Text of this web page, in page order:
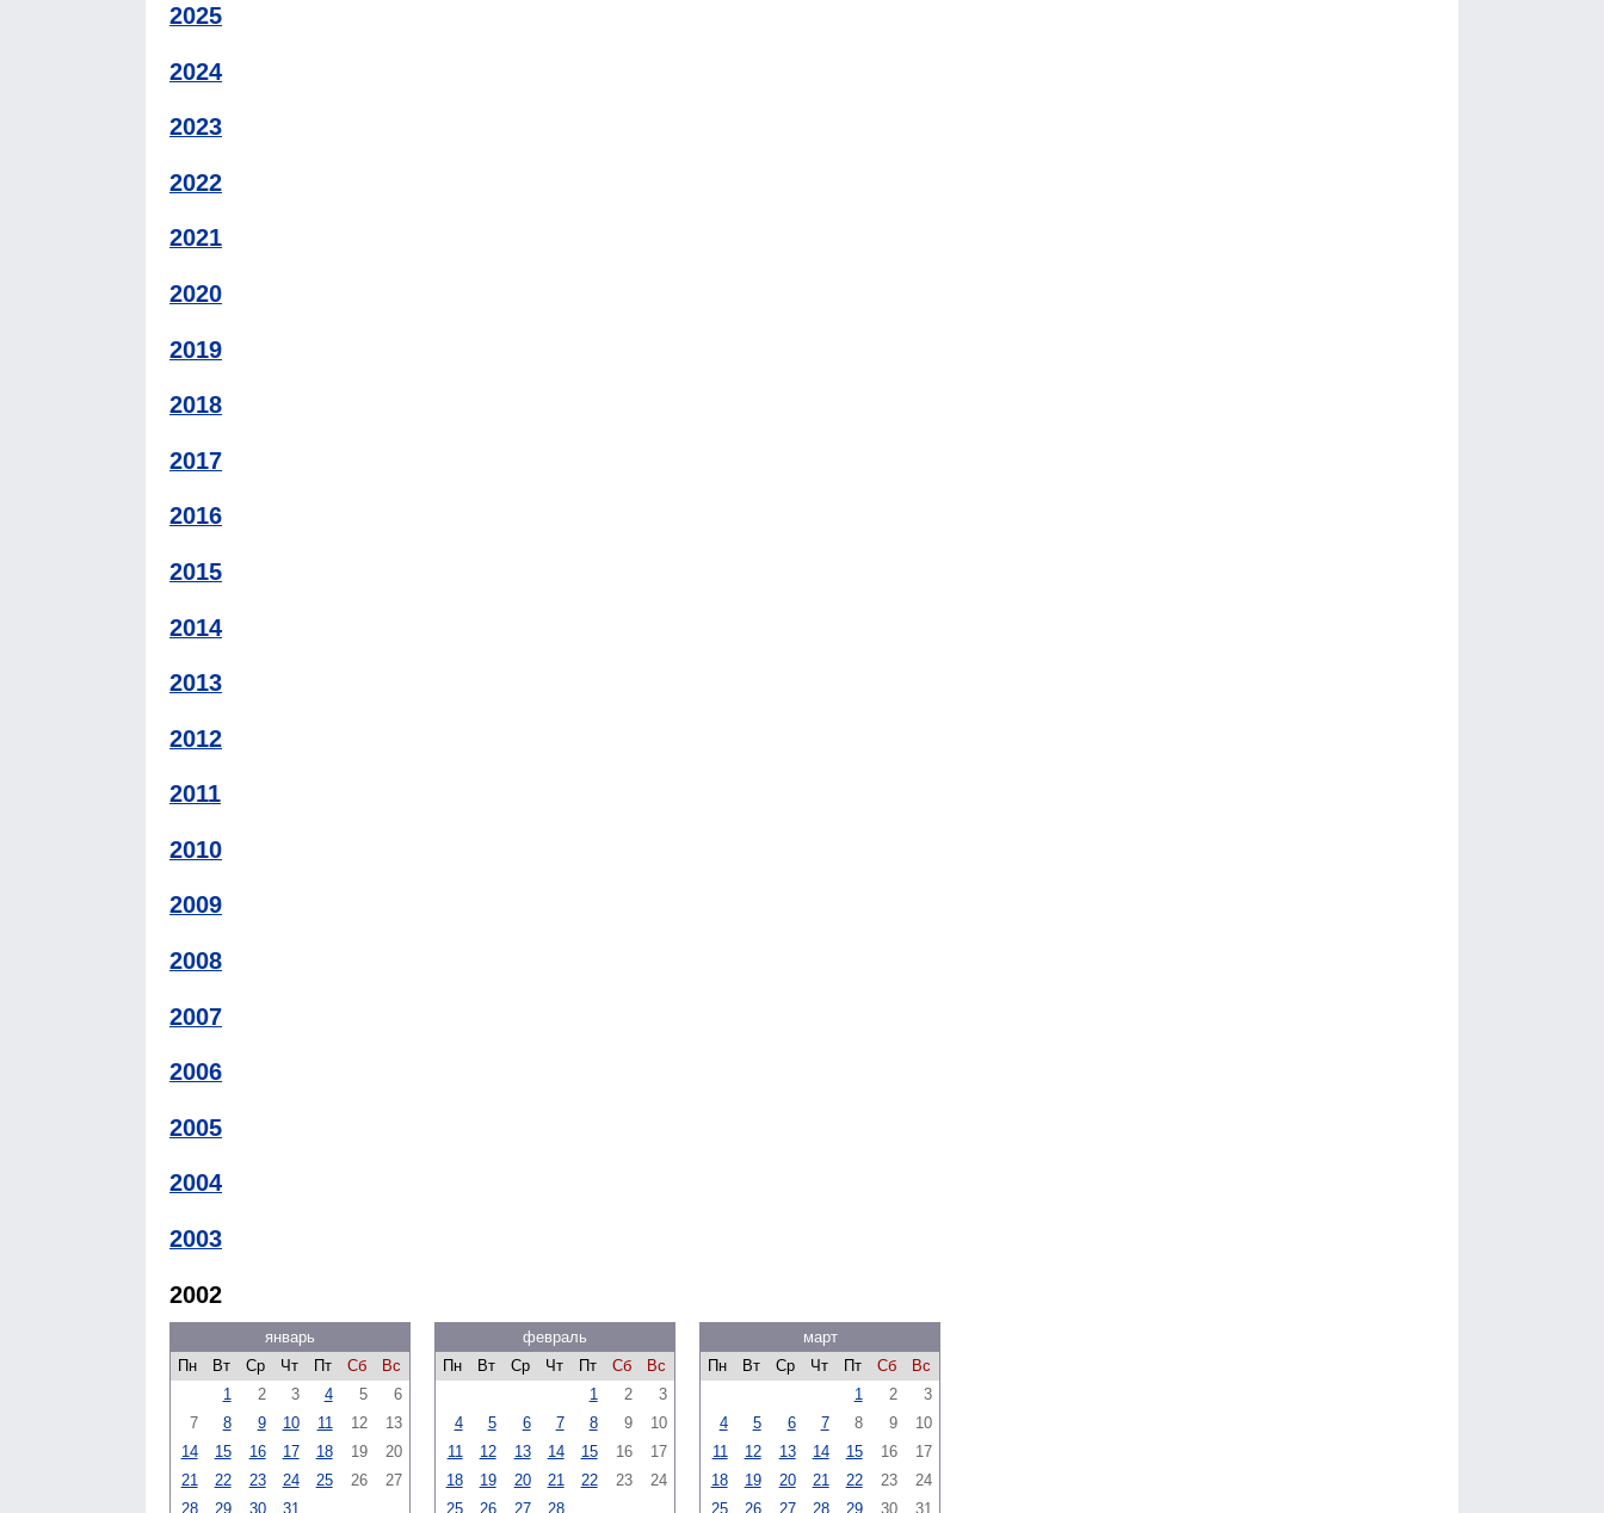
2025
2024
2023
2022
2021
2020
2019
2018
2017
2016
2015
2014
2013
2012
2011
2010
2009
2008
2007
2006
2005
2004
2003
2002
январь
Пн
Вт Ср Чт Пт Сб
Вс
1
2 3 4 5
6
7
8 9 10 11 12
13
14
15 16 17 18 19
20
21
22 23 24 25 26
27
28
29 30 31
февраль
Пн
Вт Ср Чт Пт Сб
Вс
1
2
3
4
5 6 7 8 9
10
11
12 13 14 15 16
17
18
19 20 21 22 23
24
25
26 27 28
март
Пн
Вт Ср Чт Пт Сб
Вс
1
2
3
4
5 6 7 8 9
10
11
12 13 14 15 16
17
18
19 20 21 22 23
24
25
26 27 28 29 30 31